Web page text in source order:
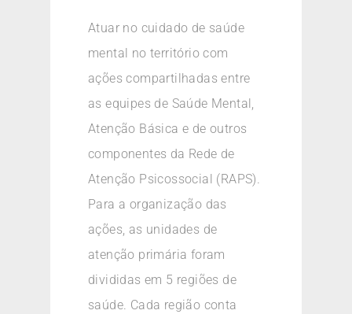
Atuar no cuidado de saúde
mental no território com
ações compartilhadas entre
as equipes de Saúde Mental,
Atenção Básica e de outros
componentes da Rede de
Atenção Psicossocial (RAPS).
Para a organização das
ações, as unidades de
atenção primária foram
divididas em 5 regiões de
saúde. Cada região conta